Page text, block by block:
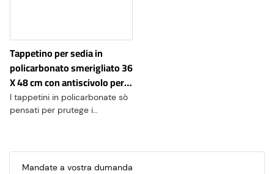
Mandate a vostra dumanda
Tappetino per sedia in
policarbonato smerigliato 36
X 48 cm con antiscivolo per
pavimenti duri d'ufficio
I tappetini in policarbonate sò
pensati per prutege i